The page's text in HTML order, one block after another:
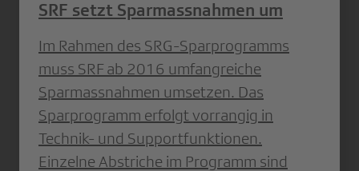
SRF setzt Sparmassnahmen um
Im Rahmen des SRG-Sparprogramms
muss SRF ab 2016 umfangreiche
Sparmassnahmen umsetzen. Das
Sparprogramm erfolgt vorrangig in
Technik- und Supportfunktionen.
Einzelne Abstriche im Programm sind